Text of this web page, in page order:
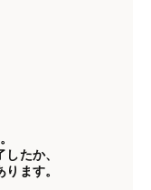
たか、
ます。